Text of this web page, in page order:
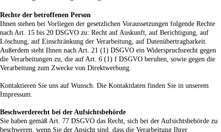
Rechte der betroffenen Person
Ihnen stehen bei Vorliegen der gesetzlichen Voraussetzungen folgende Rechte
nach Art. 15 bis 20 DSGVO zu: Recht auf Auskunft, auf Berichtigung, auf
Löschung, auf Einschränkung der Verarbeitung, auf Datenübertragbarkeit.
Außerdem steht Ihnen nach Art. 21 (1) DSGVO ein Widerspruchsrecht gegen
die Verarbeitungen zu, die auf Art. 6 (1) f DSGVO beruhen, sowie gegen die
Verarbeitung zum Zwecke von Direktwerbung.
Kontaktieren Sie uns auf Wunsch. Die Kontaktdaten finden Sie in unserem
Impressum.
Beschwerderecht bei der Aufsichtsbehörde
Sie haben gemäß Art. 77 DSGVO das Recht, sich bei der Aufsichtsbehörde zu
beschweren, wenn Sie der Ansicht sind, dass die Verarbeitung Ihrer